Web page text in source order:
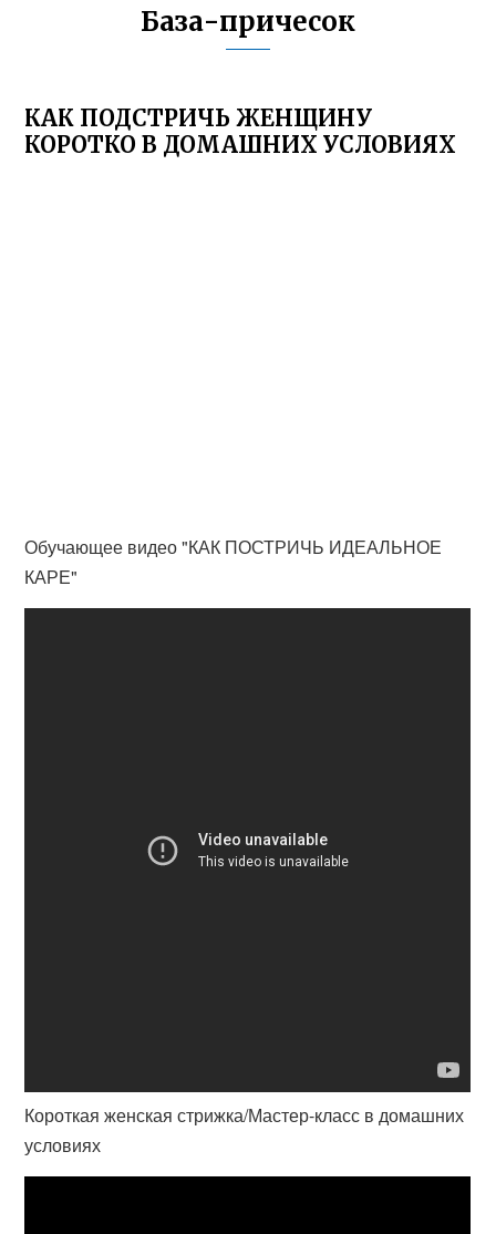
База-причесок
КАК ПОДСТРИЧЬ ЖЕНЩИНУ
КОРОТКО В ДОМАШНИХ УСЛОВИЯХ
Обучающее видео "КАК ПОСТРИЧЬ ИДЕАЛЬНОЕ
КАРЕ"
Короткая женская стрижка/Мастер-класс в домашних
условиях